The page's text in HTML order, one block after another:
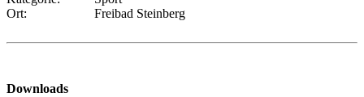
Ort:
Freibad Steinberg
Downloads